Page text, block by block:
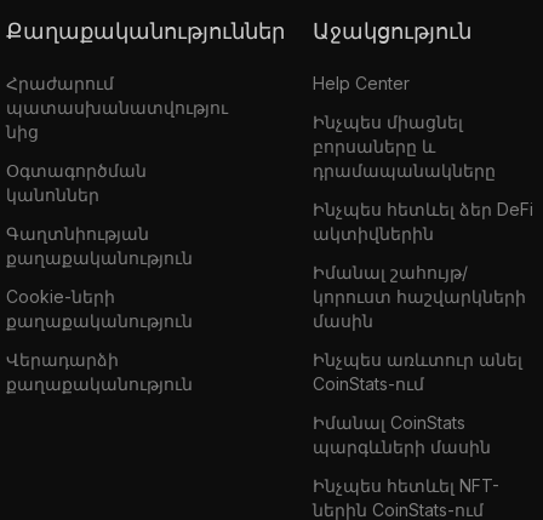
Քաղաքականություններ
Հրաժարում
պատասխանատվությու
նից
Օգտագործման
կանոններ
Գաղտնիության
քաղաքականություն
Cookie-ների
քաղաքականություն
Վերադարձի
քաղաքականություն
Աջակցություն
Help Center
Ինչպես միացնել
բորսաները և
դրամապանակները
Ինչպես հետևել ձեր DeFi
ակտիվներին
Իմանալ շահույթ/
կորուստ հաշվարկների
մասին
Ինչպես առևտուր անել
CoinStats-ում
Իմանալ CoinStats
պարգևների մասին
Ինչպես հետևել NFT-
ներին CoinStats-ում